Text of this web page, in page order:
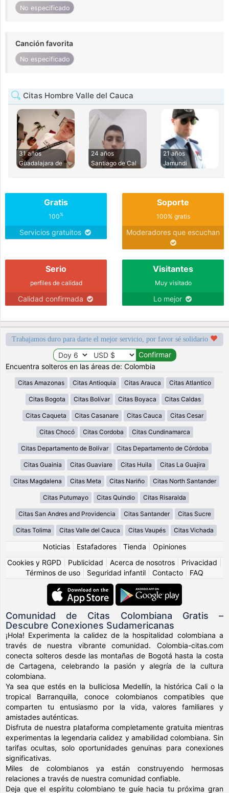
No especificado
Canción favorita
No especificado
Citas Hombre Valle del Cauca
31 años
Guadalajara de
24 años
Santiago de Cal
21 años
Jamundi
Gratis
100%
Servicios gratuitos
Soporte
100% gratis
Moderadores que escuchan
Serio
perfiles de calidad
Calidad confirmada
Visitantes
Muy visitado
Lo mejor
Trabajamos duro para darte el mejor servicio, por favor sé solidario
Encuentra solteros en las áreas de: Colombia
Citas Amazonas Citas Antioquia Citas Arauca Citas Atlantico
Citas Bogota Citas Bolívar Citas Boyaca Citas Caldas
Citas Caqueta Citas Casanare Citas Cauca Citas Cesar
Citas Chocó Citas Cordoba Citas Cundinamarca
Citas Departamento de Bolívar Citas Departamento de Córdoba
Citas Guainia Citas Guaviare Citas Huila Citas La Guajira
Citas Magdalena Citas Meta Citas Nariño Citas North Santander
Citas Putumayo Citas Quindio Citas Risaralda
Citas San Andres and Providencia Citas Santander Citas Sucre
Citas Tolima Citas Valle del Cauca Citas Vaupés Citas Vichada
Noticias Estafadores Tienda
Opiniones
Cookies y RGPD
Publicidad Acerca de nosotros Privacidad
Términos de uso
Seguridad infantil Contacto FAQ
Comunidad de Citas Colombiana Gratis –
Descubre Conexiones Sudamericanas
¡Hola! Experimenta la calidez de la hospitalidad colombiana a
través de nuestra vibrante comunidad. Colombia-citas.com
conecta solteros desde las montañas de Bogotá hasta la costa
de Cartagena, celebrando la pasión y alegría de la cultura
colombiana.
Ya sea que estés en la bulliciosa Medellín, la histórica Cali o la
tropical Barranquilla, conoce colombianos compatibles que
comparten tu entusiasmo por la vida, valores familiares y
amistades auténticas.
Disfruta de nuestra plataforma completamente gratuita mientras
experimentas la legendaria calidez y amabilidad colombiana. Sin
tarifas ocultas, solo oportunidades genuinas para conexiones
significativas.
Miles de colombianos ya están construyendo hermosas
relaciones a través de nuestra comunidad confiable.
Deja que el espíritu colombiano te guíe hacia tu próxima gran